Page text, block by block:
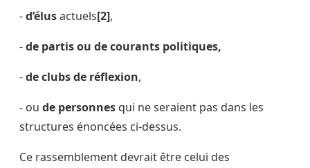
-d’élusactuels[2],
-de partis ou de courants politiques,
-de clubs de réflexion,
- ou de personnes qui ne seraient pas dans les
structures énoncées ci-dessus.
Ce rassemblement devrait être celui des